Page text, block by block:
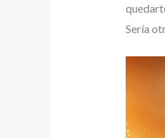
Serí­a